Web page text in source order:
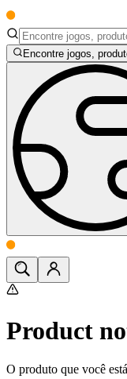
Encontre jogos,
Product
O produto que você